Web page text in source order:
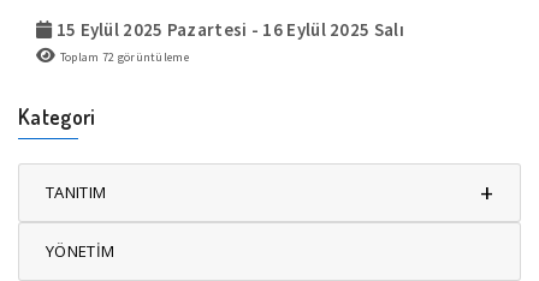
15 Eylül 2025 Pazartesi - 16 Eylül 2025 Salı
Toplam 72 görüntüleme
Kategori
TANITIM +
YÖNETİM